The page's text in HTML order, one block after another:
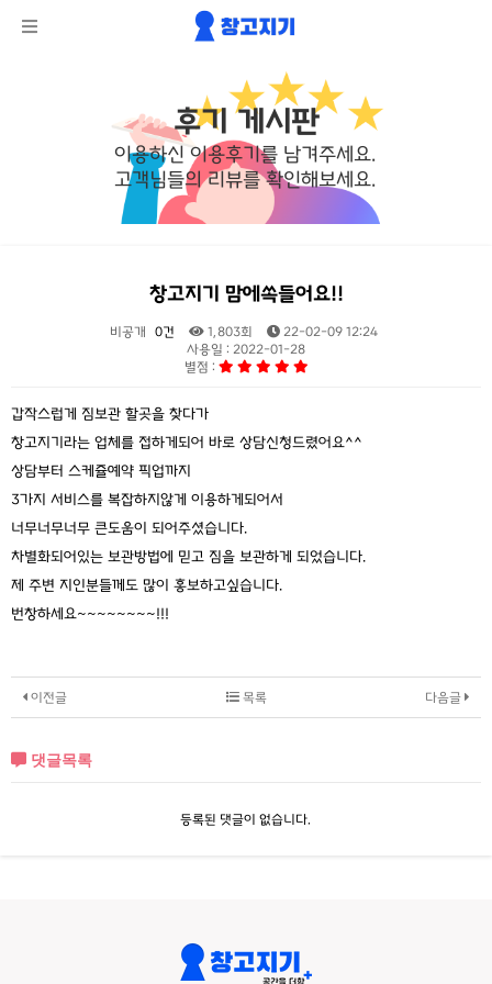
후기 게시판
이용하신 이용후기를 남겨주세요.
고객님들의 리뷰를 확인해보세요.
창고지기 맘에쏙들어요!!
비공개 0건 1,803회
22-02-09 12:24
사용일 : 2022-01-28
별점 :
갑작스럽게 짐보관 할곳을 찾다가
창고지기라는 업체를 접하게되어 바로 상담신청드렸어요^^
상담부터 스케쥴예약 픽업까지
3가지 서비스를 복잡하지않게 이용하게되어서
너무너무너무 큰도움이 되어주셨습니다.
차별화되어있는 보관방법에 믿고 짐을 보관하게 되었습니다.
제 주변 지인분들께도 많이 홍보하고싶습니다.
번창하세요~~~~~~~~!!!
이전글 다음글
목록
댓글목록
등록된 댓글이 없습니다.